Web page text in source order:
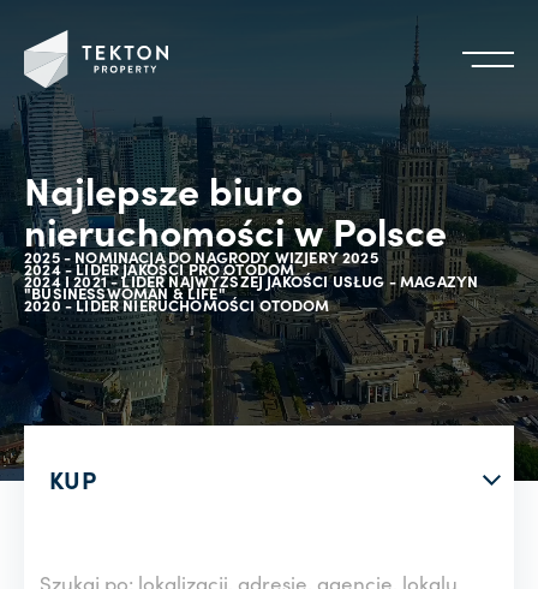
Najlepsze biuro
nieruchomości w Polsce
2025 - NOMINACJA DO NAGRODY WIZJERY 2025
2024 - LIDER JAKOŚCI PRO OTODOM
2024 I 2021 - LIDER NAJWYŻSZEJ JAKOŚCI USŁUG - MAGAZYN
"BUSINESSWOMAN & LIFE"
2020 - LIDER NIERUCHOMOŚCI OTODOM